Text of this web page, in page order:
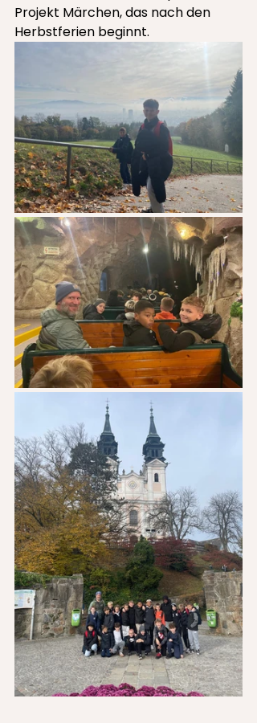
Projekt Märchen, das nach den
Herbstferien beginnt.